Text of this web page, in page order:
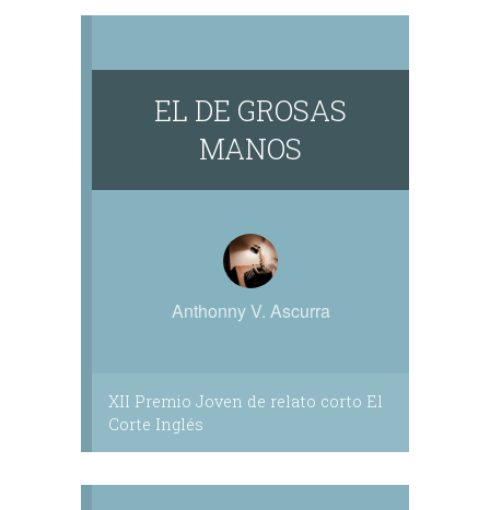
EL DE GROSAS
MANOS
Anthonny V. Ascurra
XII Premio Joven de relato corto El
Corte Inglés